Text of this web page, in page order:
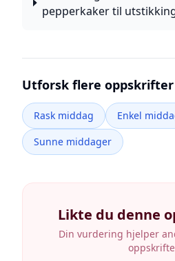
pepperkaker til
Utforsk flere oppskrifter
Rask middag
Enkel
Sunne middager
Likte du denne
Din vurdering hjelper